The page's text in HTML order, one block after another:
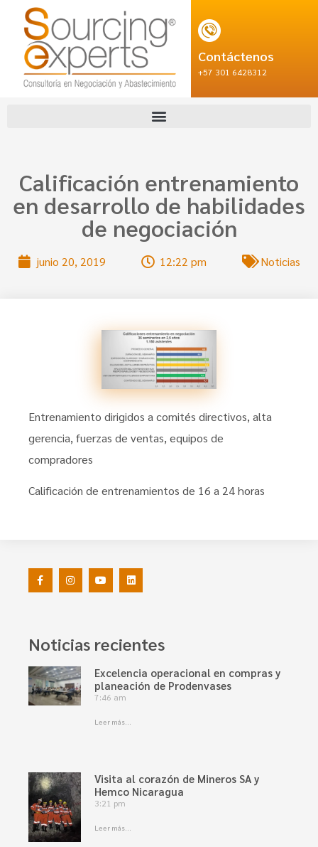
Contáctenos
+57 301 6428312
Calificación entrenamiento
en desarrollo de habilidades
de negociación
junio 20, 2019 12:22 pm Noticias
Entrenamiento dirigidos a comités directivos, alta
gerencia, fuerzas de ventas, equipos de
compradores
Calificación de entrenamientos de 16 a 24 horas
Noticias recientes
Excelencia operacional en compras y
planeación de Prodenvases
7:46 am
Leer más...
Visita al corazón de Mineros SA y
Hemco Nicaragua
3:21 pm
Leer más...